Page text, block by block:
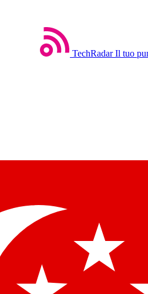
TechRadar Il tuo